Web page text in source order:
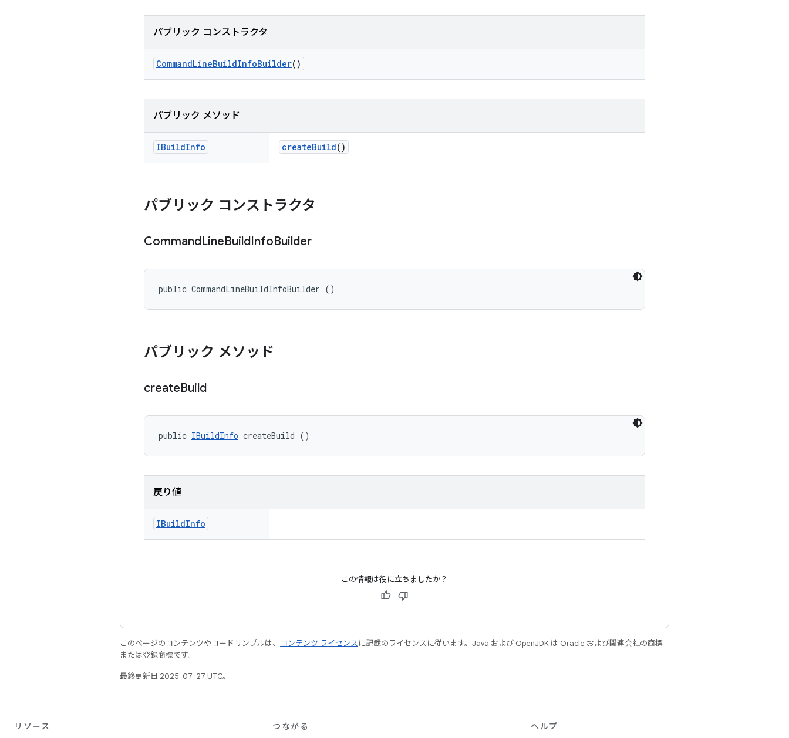
パブリック コンストラクタ
CommandLineBuildInfoBuilder()
パブリック メソッド
IBuildInfo createBuild()
パブリック コンストラクタ
CommandLineBuildInfoBuilder
public CommandLineBuildInfoBuilder ()
パブリック メソッド
createBuild
public IBuildInfo createBuild ()
戻り値
IBuildInfo
この情報は役に立ちましたか？
このページのコンテンツやコードサンプルは、 コンテンツ ライセンスに記載のライセンスに従います。Java および OpenJDK は Oracle および関連会社の商標
または登録商標です。
最終更新日 2025-07-27 UTC。
リソース つながる ヘルプ